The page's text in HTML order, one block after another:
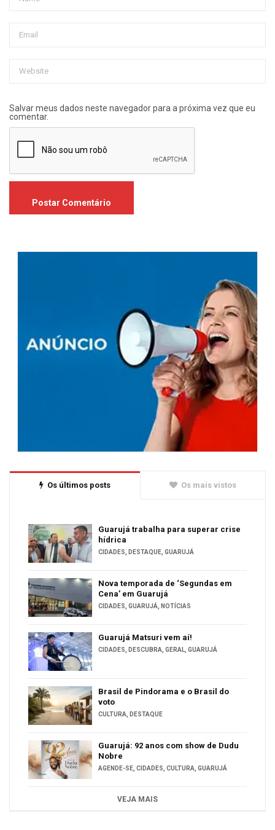
Salvar meus dados neste navegador para a próxima vez que eu
comentar.
Os últimos posts Os mais vistos
Guarujá trabalha para superar crise
hídrica
CIDADES DESTAQUE GUARUJÁ
Nova temporada de ‘Segundas em
Cena’ em Guarujá
CIDADES GUARUJÁ NOTÍCIAS
Guarujá Matsuri vem aí!
CIDADES DESCUBRA GERAL GUARUJÁ
Brasil de Pindorama e o Brasil do
voto
CULTURA DESTAQUE
Guarujá: 92 anos com show de Dudu
Nobre
AGENDE-SE CIDADES CULTURA GUARUJÁ
VEJA MAIS